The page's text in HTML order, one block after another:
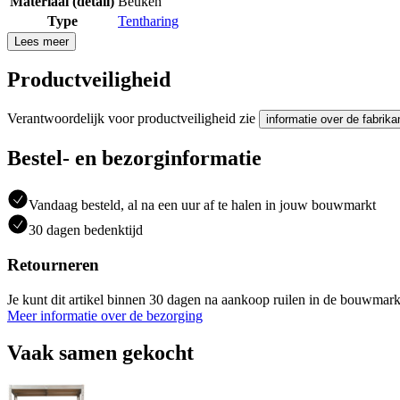
Type
Tentharing
Lees meer
Productveiligheid
Verantwoordelijk voor productveiligheid zie informatie over de
Bestel- en bezorginformatie
Vandaag besteld, al na een uur af te halen in jouw bouwmarkt
30 dagen bedenktijd
Retourneren
Je kunt dit artikel binnen 30 dagen na aankoop ruilen in de
Meer informatie over de bezorging
Vaak samen gekocht